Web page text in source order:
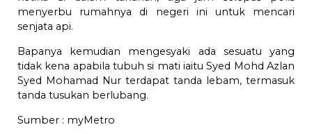
menyerbu rumahnya di negeri ini untuk mencari
senjata api.
Bapanya kemudian mengesyaki ada sesuatu yang
tidak kena apabila tubuh si mati iaitu Syed Mohd Azlan
Syed Mohamad Nur terdapat tanda lebam, termasuk
tanda tusukan berlubang.
Sumber : myMetro